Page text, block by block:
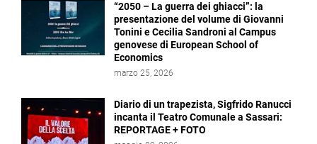
“2050 – La guerra dei ghiacci”: la
presentazione del volume di Giovanni
Tonini e Cecilia Sandroni al Campus
genovese di European School of
Economics
marzo 25, 2026
Diario di un trapezista, Sigfrido Ranucci
incanta il Teatro Comunale a Sassari:
REPORTAGE + FOTO